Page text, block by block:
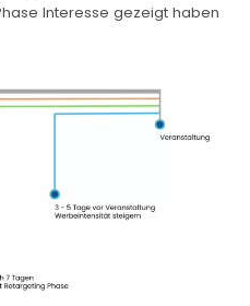
Interesse gezeigt haben